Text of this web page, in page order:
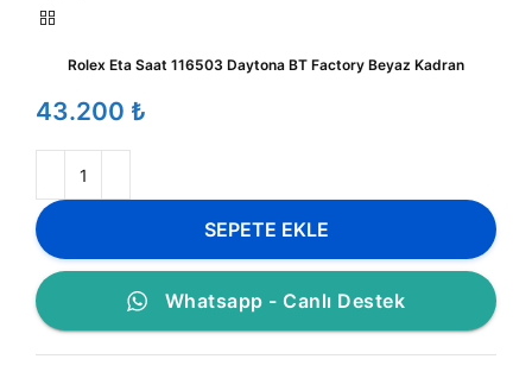
Rolex Eta Saat 116503 Daytona BT Factory Beyaz Kadran
₺
SEPETE EKLE
Whatsapp - Canlı Destek